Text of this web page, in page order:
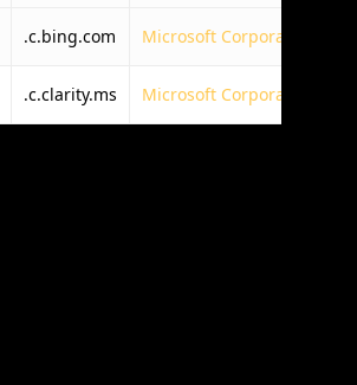
.c.bing.com Microsoft Corporation
.c.clarity.ms Microsoft Corporation